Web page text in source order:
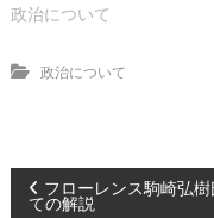
政治について
政治について
投フローレンス駒崎弘
ての解説